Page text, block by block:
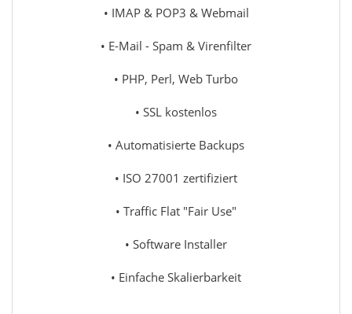
• IMAP & POP3 & Webmail
• E-Mail - Spam & Virenfilter
• PHP, Perl, Web Turbo
• SSL kostenlos
• Automatisierte Backups
• ISO 27001 zertifiziert
• Traffic Flat "Fair Use"
• Software Installer
• Einfache Skalierbarkeit